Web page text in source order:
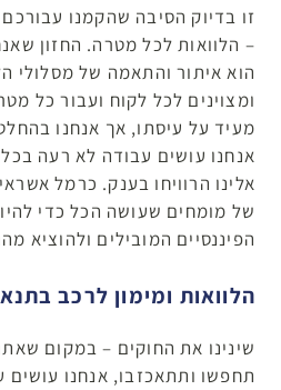
זו בדיוק הסיבה שהקמנו
– הלוואות לכל מטרה. החזון
הוא איתור והתאמה של מסלולי
ומצוינים לכל לקוח ועבור כל
מעיד על עיסתו, אך אנחנו
אנחנו עושים עבודה לא רעה
אלינו הרוויחו בענק. כרמל
של מומחים שעושה הכל כדי
הפיננסיים המובילים ולהוציא
הלוואות ומימון לרכב
שינינו את החוקים – במקום
תחפשו ותתאכזבו, אנחנו